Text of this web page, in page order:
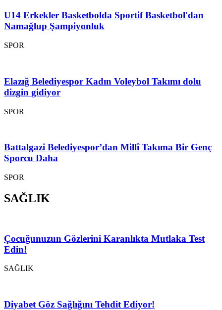
U14 Erkekler Basketbolda Sportif Basketbol'dan
Namağlup Şampiyonluk
SPOR
Elazığ Belediyespor Kadın Voleybol Takımı dolu
dizgin gidiyor
SPOR
Battalgazi Belediyespor’dan Millî Takıma Bir Genç
Sporcu Daha
SPOR
SAĞLIK
Çocuğunuzun Gözlerini Karanlıkta Mutlaka Test
Edin!
SAĞLIK
Diyabet Göz Sağlığını Tehdit Ediyor!